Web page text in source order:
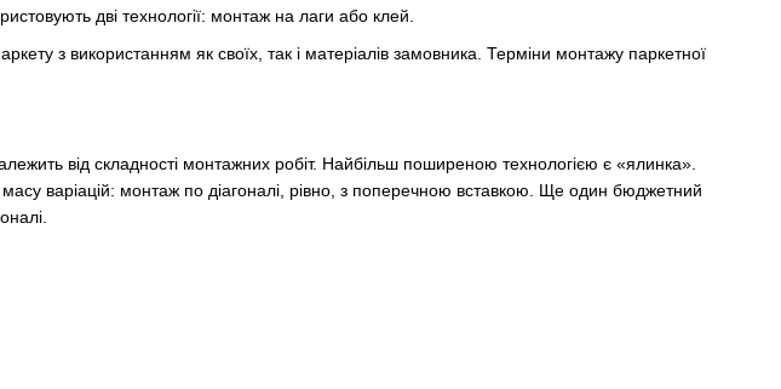
дві технології: монтаж на лаги або клей.
з використанням як своїх, так і матеріалів замовника. Терміни монтажу паркетної
від складності монтажних робіт. Найбільш поширеною технологією є «ялинка».
варіацій: монтаж по діагоналі, рівно, з поперечною вставкою. Ще один бюджетний